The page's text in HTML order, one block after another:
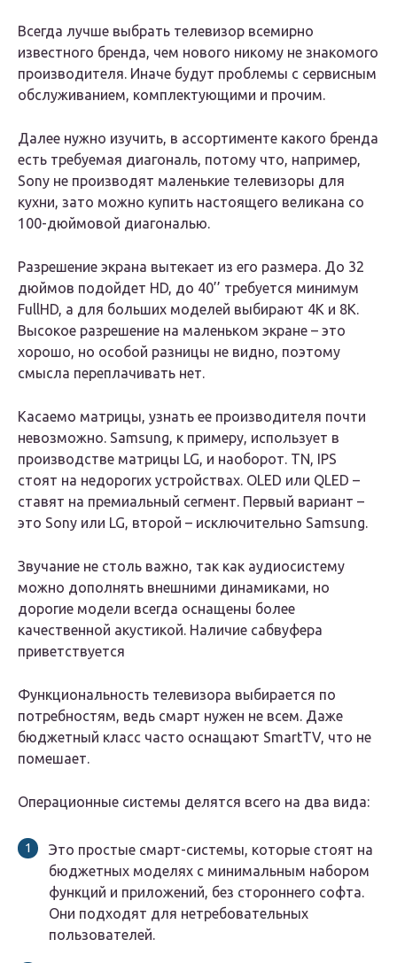
Всегда лучше выбрать телевизор всемирно
известного бренда, чем нового никому не знакомого
производителя. Иначе будут проблемы с сервисным
обслуживанием, комплектующими и прочим.
Далее нужно изучить, в ассортименте какого бренда
есть требуемая диагональ, потому что, например,
Sony не производят маленькие телевизоры для
кухни, зато можно купить настоящего великана со
100-дюймовой диагональю.
Разрешение экрана вытекает из его размера. До 32
дюймов подойдет HD, до 40’’ требуется минимум
FullHD, а для больших моделей выбирают 4К и 8К.
Высокое разрешение на маленьком экране – это
хорошо, но особой разницы не видно, поэтому
смысла переплачивать нет.
Касаемо матрицы, узнать ее производителя почти
невозможно. Samsung, к примеру, использует в
производстве матрицы LG, и наоборот. TN, IPS
стоят на недорогих устройствах. OLED или QLED –
ставят на премиальный сегмент. Первый вариант –
это Sony или LG, второй – исключительно Samsung.
Звучание не столь важно, так как аудиосистему
можно дополнять внешними динамиками, но
дорогие модели всегда оснащены более
качественной акустикой. Наличие сабвуфера
приветствуется
Функциональность телевизора выбирается по
потребностям, ведь смарт нужен не всем. Даже
бюджетный класс часто оснащают SmartTV, что не
помешает.
Операционные системы делятся всего на два вида:
Это простые смарт-системы, которые стоят на
бюджетных моделях с минимальным набором
функций и приложений, без стороннего софта.
Они подходят для нетребовательных
пользователей.